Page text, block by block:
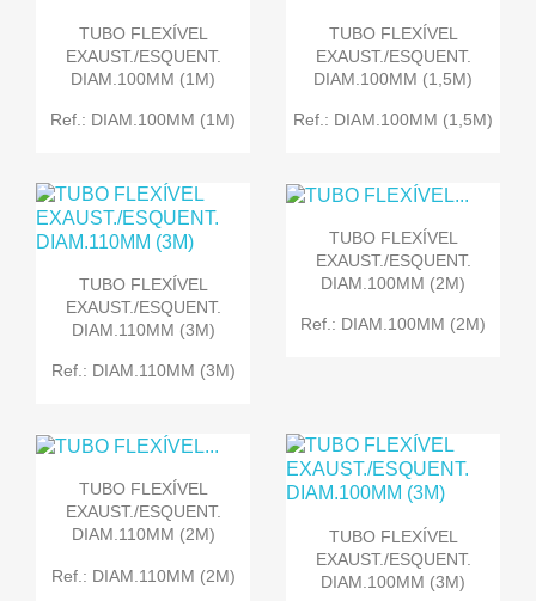
TUBO FLEXÍVEL
EXAUST./ESQUENT.
DIAM.100MM (1M)
Ref.: DIAM.100MM (1M)
TUBO FLEXÍVEL
EXAUST./ESQUENT.
DIAM.100MM (1,5M)
Ref.: DIAM.100MM (1,5M)
TUBO FLEXÍVEL
EXAUST./ESQUENT.
DIAM.110MM (3M)
Ref.: DIAM.110MM (3M)
TUBO FLEXÍVEL
EXAUST./ESQUENT.
DIAM.100MM (2M)
Ref.: DIAM.100MM (2M)
TUBO FLEXÍVEL
EXAUST./ESQUENT.
DIAM.110MM (2M)
Ref.: DIAM.110MM (2M)
TUBO FLEXÍVEL
EXAUST./ESQUENT.
DIAM.100MM (3M)